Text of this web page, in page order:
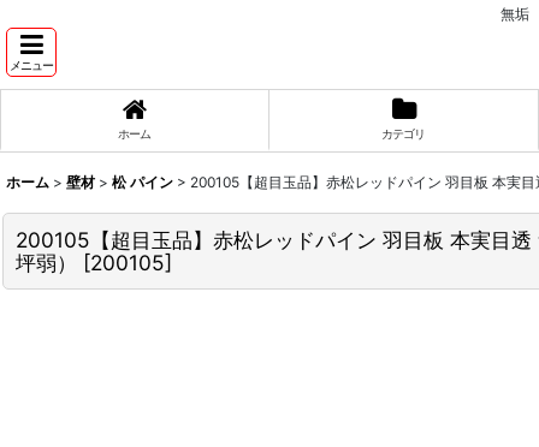
無垢
メニュー
ホーム カテゴリ
ホーム > 壁材 > 松 パイン > 200105【超目玉品】赤松レッドパイン 羽目板 本実
200105【超目玉品】赤松レッドパイン 羽目板 本実目
坪弱）
[200105]